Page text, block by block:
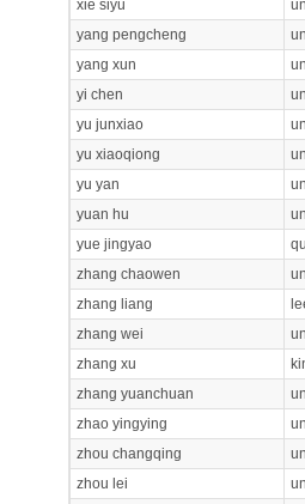
xie siyu
yang pengcheng
yang xun
yi chen
yu junxiao
yu xiaoqiong
yu yan
yuan hu
yue jingyao
zhang chaowen
zhang liang
zhang wei
zhang xu
zhang yuanchuan
zhao yingying
zhou changqing
zhou lei